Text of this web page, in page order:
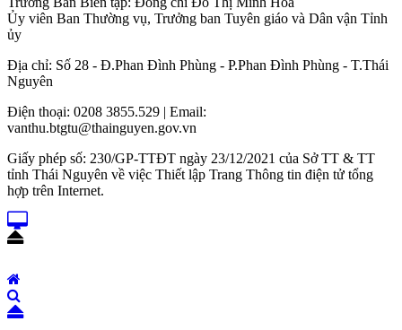
Ủy viên Ban Thường vụ, Trưởng ban Tuyên giáo và Dân vận Tỉnh
ủy
Địa chỉ: Số 28 - Đ.Phan Đình Phùng - P.Phan Đình Phùng - T.Thái
Nguyên
Điện thoại: 0208 3855.529 | Email:
vanthu.btgtu@thainguyen.gov.vn
Giấy phép số: 230/GP-TTĐT ngày 23/12/2021 của Sở TT & TT
tỉnh Thái Nguyên về việc Thiết lập Trang Thông tin điện tử tổng
hợp trên Internet.